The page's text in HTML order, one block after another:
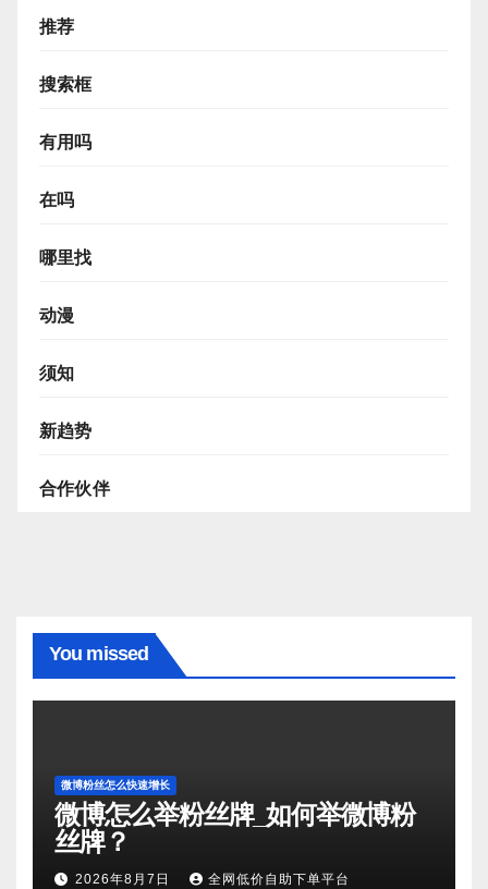
推荐
搜索框
有用吗
在吗
哪里找
动漫
须知
新趋势
合作伙伴
You missed
微博粉丝怎么快速增长
微博怎么举粉丝牌_如何举微博粉
丝牌？
2026年8月7日 全网低价自助下单平台